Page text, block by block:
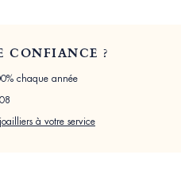
CONFIANCE ?
chaque année
à votre service